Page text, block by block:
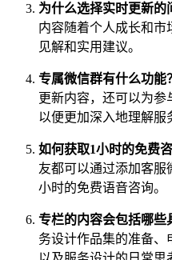
为什么选择实时更新的
内容随着个人成长和市
见解和实用建议。
专属微信群有什么功能？
更新内容，还可以为参
以便更加深入地理解服
如何获取1小时的免费咨
友都可以通过添加客服
小时的免费语音咨询。
专栏的内容会包括哪些
务设计作品集的准备、